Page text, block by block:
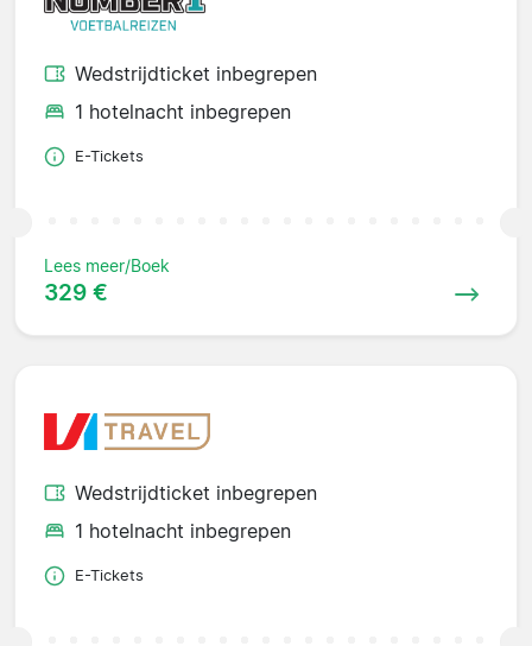
Wedstrijdticket inbegrepen
1 hotelnacht inbegrepen
E-Tickets
Lees meer/Boek
329 €
Wedstrijdticket inbegrepen
1 hotelnacht inbegrepen
E-Tickets